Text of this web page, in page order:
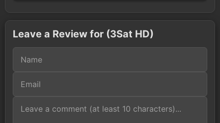
Leave a Review for (3Sat HD)